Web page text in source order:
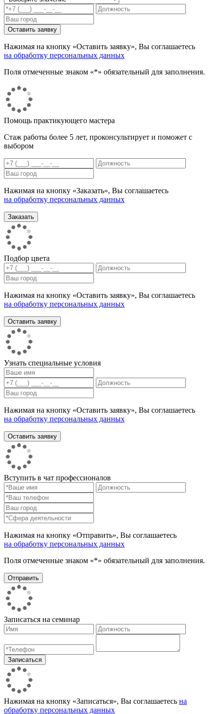
Нажимая на кнопку «Оставить заявку», Вы соглашаетесь
на обработку персональных данных
Поля отмеченные знаком «*» обязательный для заполнения.
Помощь практикующего мастера
Стаж работы более 5 лет, проконсультирует и поможет с
выбором
Нажимая на кнопку «Заказать», Вы соглашаетесь
на обработку персональных данных
Подбор цвета
Нажимая на кнопку «Оставить заявку», Вы соглашаетесь
на обработку персональных данных
Узнать специальные условия
Нажимая на кнопку «Оставить заявку», Вы соглашаетесь
на обработку персональных данных
Вступить в чат профессионалов
Нажимая на кнопку «Отправить», Вы соглашаетесь
на обработку персональных данных
Поля отмеченные знаком «*» обязательный для заполнения.
Записаться на семинар
Нажимая на кнопку «Записаться», Вы соглашаетесь на
обработку персональных данных